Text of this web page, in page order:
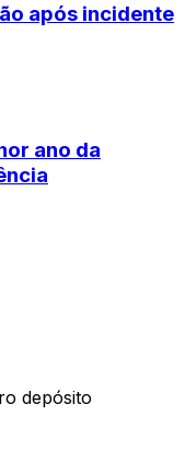
após incidente
ano da
depósito